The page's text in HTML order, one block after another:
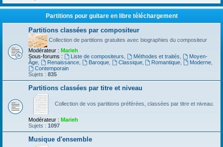
Partitions pour guitare en libre téléchargement
Partitions classées par compositeur
Collection de partitions gratuites avec biographies du compositeur
Modérateur : Marieh
Sous-forums :
Liste de compositeurs Méthodes et traités
Moyen-
Âge
Renaissance, Baroque, Classique, Romantique Moderne
Contemporain
Sujets : 835
Partitions classées par titre et niveau
Collection de vos partitions préférées, classées par titre et niveau.
Modérateur : Marieh
Sujets : 1097
Musique d'ensemble